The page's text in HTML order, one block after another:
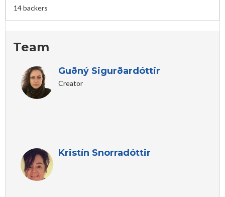
14 backers
Team
Guðný Sigurðardóttir
Creator
Kristín Snorradóttir